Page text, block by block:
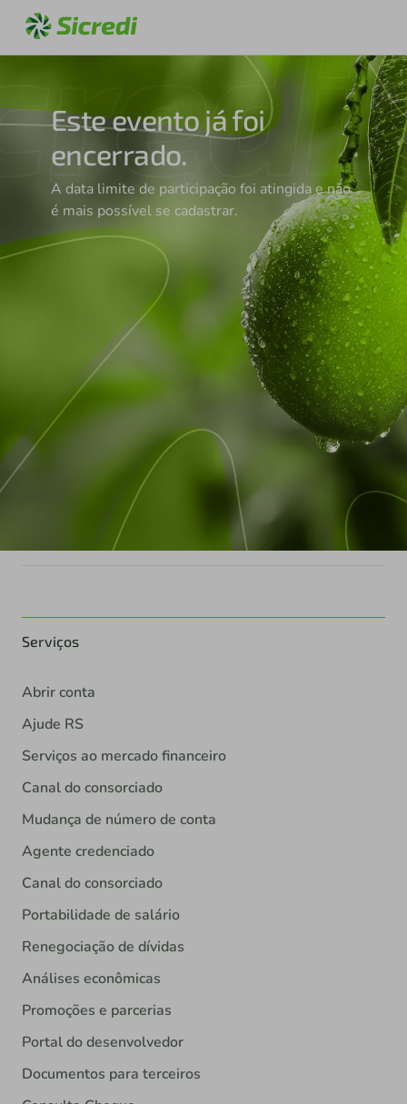
Este evento já foi
encerrado.
A data limite de participação foi atingida e não
é mais possível se cadastrar.
Serviços
Abrir conta
Ajude RS
Serviços ao mercado financeiro
Canal do consorciado
Mudança de número de conta
Agente credenciado
Canal do consorciado
Portabilidade de salário
Renegociação de dívidas
Análises econômicas
Promoções e parcerias
Portal do desenvolvedor
Documentos para terceiros